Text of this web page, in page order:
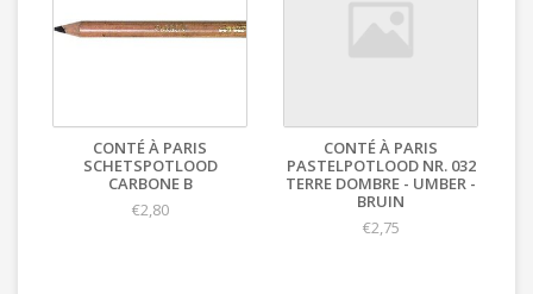
CONTÉ À PARIS
SCHETSPOTLOOD
CARBONE B
€2,80
CONTÉ À PARIS
PASTELPOTLOOD NR. 032
TERRE DOMBRE - UMBER -
BRUIN
€2,75